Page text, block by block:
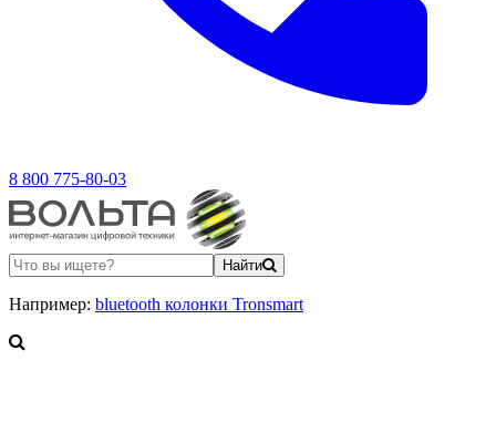
8 800 775-80-03
Найти
Например: bluetooth колонки Tronsmart